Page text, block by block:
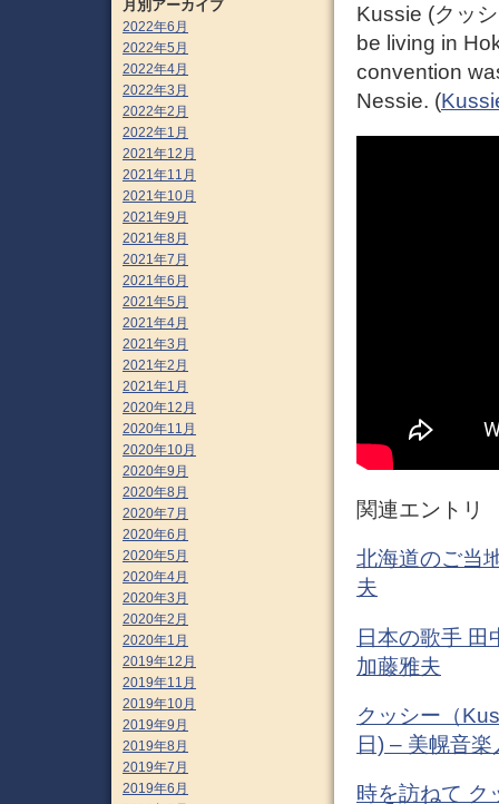
Kussie (クッ
be living in
convention
Nessie. (
関連エントリ
北海道のご当
夫
日本の歌手 田
加藤雅夫
クッシー（
日) – 美幌音
時を訪ねて ク
月別アーカイブ
2022年6月
2022年5月
2022年4月
2022年3月
2022年2月
2022年1月
2021年12月
2021年11月
2021年10月
2021年9月
2021年8月
2021年7月
2021年6月
2021年5月
2021年4月
2021年3月
2021年2月
2021年1月
2020年12月
2020年11月
2020年10月
2020年9月
2020年8月
2020年7月
2020年6月
2020年5月
2020年4月
2020年3月
2020年2月
2020年1月
2019年12月
2019年11月
2019年10月
2019年9月
2019年8月
2019年7月
2019年6月